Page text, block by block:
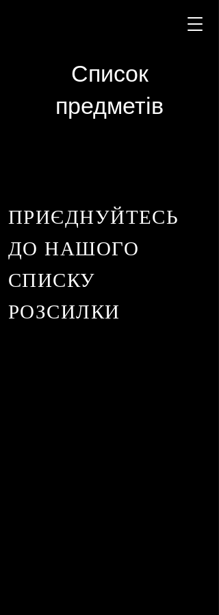
Список
предметів
ПРИЄДНУЙТЕСЬ
ДО НАШОГО
СПИСКУ
РОЗСИЛКИ